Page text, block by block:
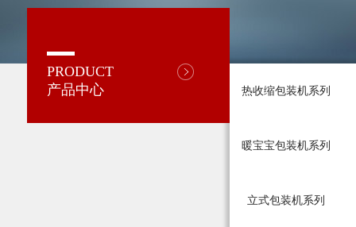
PRODUCT
产品中心
热收缩包装机系列
暖宝宝包装机系列
立式包装机系列